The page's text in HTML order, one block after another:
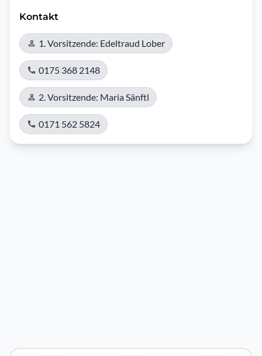
Kontakt
1. Vorsitzende: Edeltraud Lober
0175 368 2148
2. Vorsitzende: Maria Sänftl
0171 562 5824